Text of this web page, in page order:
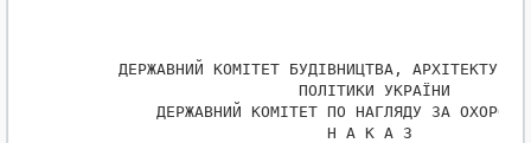
ДЕРЖАВНИЙ КОМІТЕТ БУДІВНИЦТВА, АРХІТЕКТУРИ
                         ПОЛІТИКИ УКРАЇНИ
ДЕРЖАВНИЙ КОМІТЕТ ПО НАГЛЯДУ ЗА
                            Н А К А З